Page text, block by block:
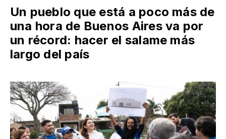
Un pueblo que está a poco más de
una hora de Buenos Aires va por
un récord: hacer el salame más
largo del país